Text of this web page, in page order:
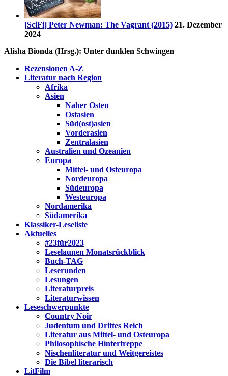
[SciFi] Peter Newman: The Vagrant (2015) 21. Dezember
2024
Alisha Bionda (Hrsg.): Unter dunklen Schwingen
Rezensionen A-Z
Literatur nach Region
Afrika
Asien
Naher Osten
Ostasien
Süd(ost)asien
Vorderasien
Zentralasien
Australien und Ozeanien
Europa
Mittel- und Osteuropa
Nordeuropa
Südeuropa
Westeuropa
Nordamerika
Südamerika
Klassiker-Leseliste
Aktuelles
#23für2023
Leselaunen Monatsrückblick
Buch-TAG
Leserunden
Lesungen
Literaturpreis
Literaturwissen
Leseschwerpunkte
Country Noir
Judentum und Drittes Reich
Literatur aus Mittel- und Osteuropa
Philosophische Hintertreppe
Nischenliteratur und Weitgereistes
Die Bibel literarisch
LitFilm